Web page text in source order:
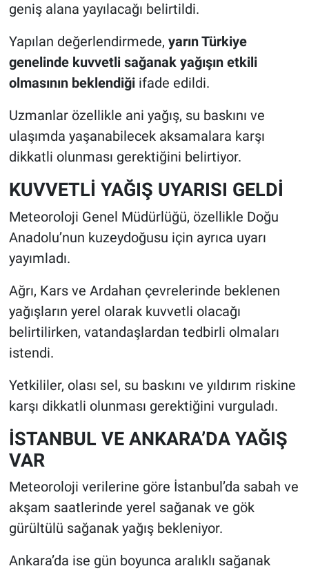
geniş alana yayılacağı belirtildi.
Yapılan değerlendirmede, yarın Türkiye
genelinde kuvvetli sağanak yağışın etkili
olmasının beklendiğiifade edildi.
Uzmanlar özellikle ani yağış, su baskını ve
ulaşımda yaşanabilecek aksamalara karşı
dikkatli olunması gerektiğini belirtiyor.
KUVVETLİ YAĞIŞ UYARISI GELDİ
Meteoroloji Genel Müdürlüğü, özellikle Doğu
Anadolu’nun kuzeydoğusu için ayrıca uyarı
yayımladı.
Ağrı, Kars ve Ardahan çevrelerinde beklenen
yağışların yerel olarak kuvvetli olacağı
belirtilirken, vatandaşlardan tedbirli olmaları
istendi.
Yetkililer, olası sel, su baskını ve yıldırım riskine
karşı dikkatli olunması gerektiğini vurguladı.
İSTANBUL VE ANKARA’DA YAĞIŞ
VAR
Meteoroloji verilerine göre İstanbul’da sabah ve
akşam saatlerinde yerel sağanak ve gök
gürültülü sağanak yağış bekleniyor.
Ankara’da ise gün boyunca aralıklı sağanak